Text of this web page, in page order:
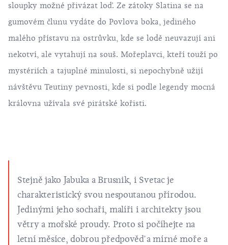
sloupky možné přivázat loď. Ze zátoky Slatina se na
gumovém člunu vydáte do Povlova boka, jediného
malého přístavu na ostrůvku, kde se lodě neuvazují ani
nekotví, ale vytahují na souš. Mořeplavci, kteří touží po
mystériích a tajuplné minulosti, si nepochybně užijí
návštěvu Teutiny pevnosti, kde si podle legendy mocná
královna užívala své pirátské kořisti.
Stejně jako Jabuka a Brusnik, i Svetac je
charakteristický svou nespoutanou přírodou.
Jedinými jeho sochaři, malíři i architekty jsou
větry a mořské proudy. Proto si počíhejte na
letní měsíce, dobrou předpověď a mírné moře a